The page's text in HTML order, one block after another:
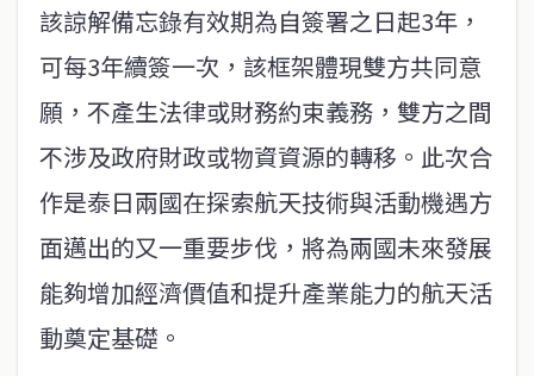
該諒解備忘錄有效期為自簽署之日起3年，
可每3年續簽一次，該框架體現雙方共同意
願，不產生法律或財務約束義務，雙方之間
不涉及政府財政或物資資源的轉移。此次合
作是泰日兩國在探索航天技術與活動機遇方
面邁出的又一重要步伐，將為兩國未來發展
能夠增加經濟價值和提升產業能力的航天活
動奠定基礎。